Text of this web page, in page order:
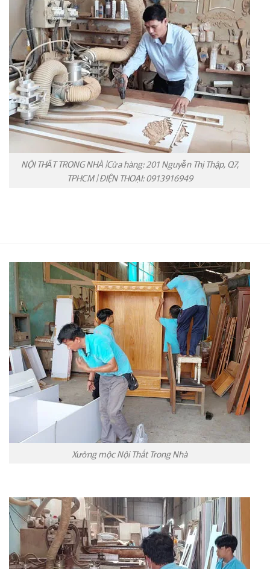
NỘI THẤT TRONG NHÀ |Cửa hàng: 201 Nguyễn Thị Thập, Q7,
TPHCM | ĐIỆN THOẠI: 0913916949
Xưởng mộc Nội Thất Trong Nhà